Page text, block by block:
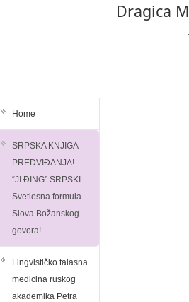
Dragica
Home
SRPSKA KNJIGA
PREDVIĐANJA! -
“JI ĐING” SRPSKI
Svetlosna formula -
Slova Božanskog
govora!
Lingvističko talasna
medicina ruskog
akademika Petra